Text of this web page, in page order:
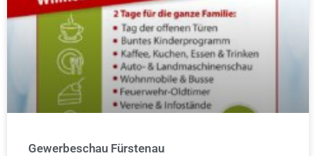
Gewerbeschau Fürstenau